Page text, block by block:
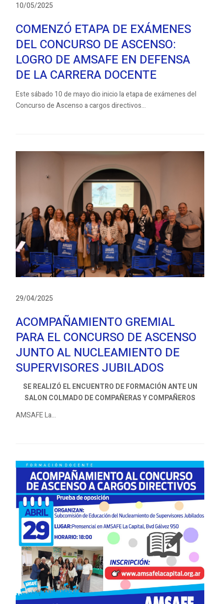
10/05/2025
COMENZÓ ETAPA DE EXÁMENES
DEL CONCURSO DE ASCENSO:
LOGRO DE AMSAFE EN DEFENSA
DE LA CARRERA DOCENTE
Este sábado 10 de mayo dio inicio la etapa de exámenes del
Concurso de Ascenso a cargos directivos...
29/04/2025
ACOMPAÑAMIENTO GREMIAL
PARA EL CONCURSO DE ASCENSO
JUNTO AL NUCLEAMIENTO DE
SUPERVISORES JUBILADOS
SE REALIZÓ EL ENCUENTRO DE FORMACIÓN ANTE UN
SALON COLMADO DE COMPAÑERAS Y COMPAÑEROS
AMSAFE La...